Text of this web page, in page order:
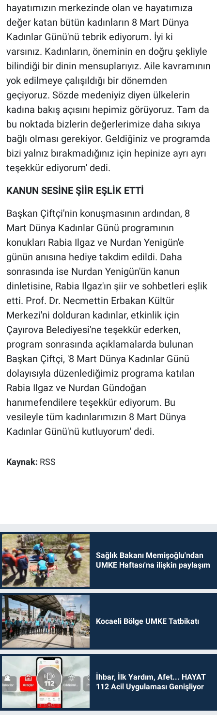
hayatımızın merkezinde olan ve hayatımıza
değer katan bütün kadınların 8 Mart Dünya
Kadınlar Günü'nü tebrik ediyorum. İyi ki
varsınız. Kadınların, öneminin en doğru şekliyle
bilindiği bir dinin mensuplarıyız. Aile kavramının
yok edilmeye çalışıldığı bir dönemden
geçiyoruz. Sözde medeniyiz diyen ülkelerin
kadına bakış açısını hepimiz görüyoruz. Tam da
bu noktada bizlerin değerlerimize daha sıkıya
bağlı olması gerekiyor. Geldiğiniz ve programda
bizi yalnız bırakmadığınız için hepinize ayrı ayrı
teşekkür ediyorum' dedi.
KANUN SESİNE ŞİİR EŞLİK ETTİ
Başkan Çiftçi'nin konuşmasının ardından, 8
Mart Dünya Kadınlar Günü programının
konukları Rabia Ilgaz ve Nurdan Yenigün'e
günün anısına hediye takdim edildi. Daha
sonrasında ise Nurdan Yenigün'ün kanun
dinletisine, Rabia Ilgaz'ın şiir ve sohbetleri eşlik
etti. Prof. Dr. Necmettin Erbakan Kültür
Merkezi'ni dolduran kadınlar, etkinlik için
Çayırova Belediyesi'ne teşekkür ederken,
program sonrasında açıklamalarda bulunan
Başkan Çiftçi, '8 Mart Dünya Kadınlar Günü
dolayısıyla düzenlediğimiz programa katılan
Rabia Ilgaz ve Nurdan Gündoğan
hanımefendilere teşekkür ediyorum. Bu
vesileyle tüm kadınlarımızın 8 Mart Dünya
Kadınlar Günü'nü kutluyorum' dedi.
Kaynak: RSS
Sağlık Bakanı Memişoğlu'ndan
UMKE Haftası'na ilişkin paylaşım
Kocaeli Bölge UMKE Tatbikatı
İhbar, İlk Yardım, Afet... HAYAT
112 Acil Uygulaması Genişliyor